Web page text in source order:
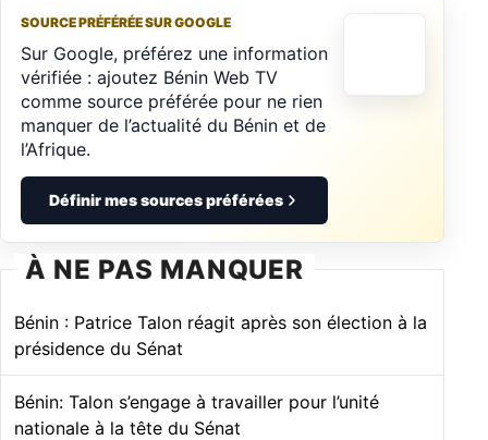
SOURCE PRÉFÉRÉE SUR GOOGLE
Sur Google, préférez une information
vérifiée : ajoutez Bénin Web TV
comme source préférée pour ne rien
manquer de l’actualité du Bénin et de
l’Afrique.
Définir mes sources préférées
À NE PAS MANQUER
Bénin : Patrice Talon réagit après son élection à la
présidence du Sénat
Bénin: Talon s’engage à travailler pour l’unité